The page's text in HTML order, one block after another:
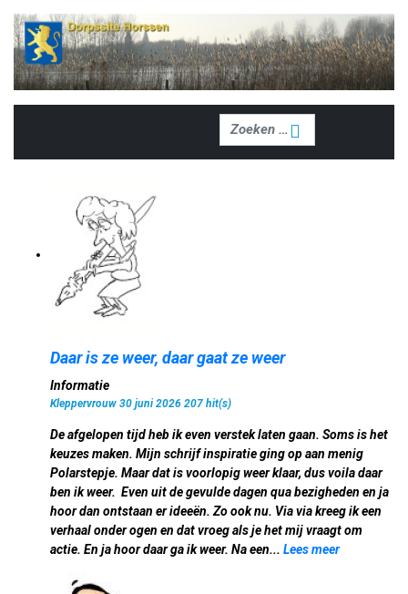
Zoeken
Daar is ze weer, daar gaat ze weer
Informatie
Kleppervrouw 30 juni 2026 207 hit(s)
De afgelopen tijd heb ik even verstek laten gaan. Soms is het
keuzes maken. Mijn schrijf inspiratie ging op aan menig
Polarstepje. Maar dat is voorlopig weer klaar, dus voila daar
ben ik weer. Even uit de gevulde dagen qua bezigheden en ja
hoor dan ontstaan er ideeën. Zo ook nu. Via via kreeg ik een
verhaal onder ogen en dat vroeg als je het mij vraagt om
actie. En ja hoor daar ga ik weer. Na een... Lees meer